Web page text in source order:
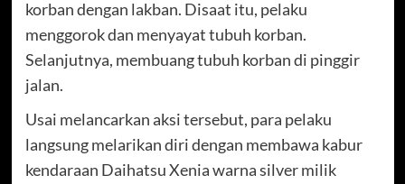
korban dengan lakban. Disaat itu, pelaku
menggorok dan menyayat tubuh korban.
Selanjutnya, membuang tubuh korban di pinggir
jalan.
Usai melancarkan aksi tersebut, para pelaku
langsung melarikan diri dengan membawa kabur
kendaraan Daihatsu Xenia warna silver milik